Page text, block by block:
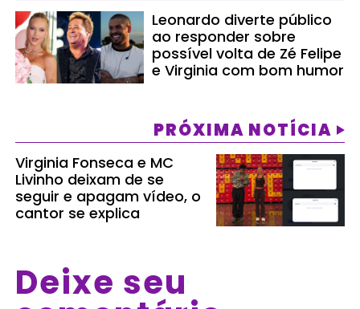
Leonardo diverte público
ao responder sobre
possível volta de Zé Felipe
e Virginia com bom humor
PRÓXIMA NOTÍCIA
Virginia Fonseca e MC
Livinho deixam de se
seguir e apagam vídeo, o
cantor se explica
Deixe seu